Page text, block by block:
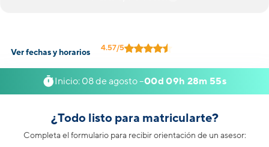
Ver fechas y horarios 4.57/5
Inicio: 08 de agosto –00d 09h 28m 55s
¿Todo listo para matricularte?
Completa el formulario para recibir orientación de un asesor: